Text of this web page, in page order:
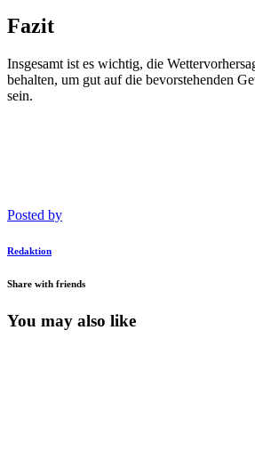
Fazit
Insgesamt ist es wichtig, die
behalten, um gut auf die bevorstehenden
sein.
Posted by
Redaktion
Share with friends
You may also like